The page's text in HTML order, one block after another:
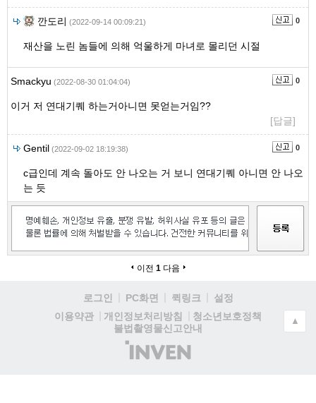
깐도리 (2022-09-14 00:09:21) 0
재산을 노린 놈들에 의해 억울하게 마녀로 몰리던 시절
Smackyu (2022-08-30 01:04:04) 0
이거 저 연대기퀘 하는거아니면 못얻는거임??
[답글]
Gentil (2022-09-02 18:19:38) 0
c급인데 계속 돌아도 안 나오는 거 보니 연대기퀘 아니면 안 나오
는 듯
이전 1 다음
로그인 PC화면 퀵링크
설정
이용약관
개인정보처리방침
청소년보호정책
불법촬영물신고안내
(주)
인
▲